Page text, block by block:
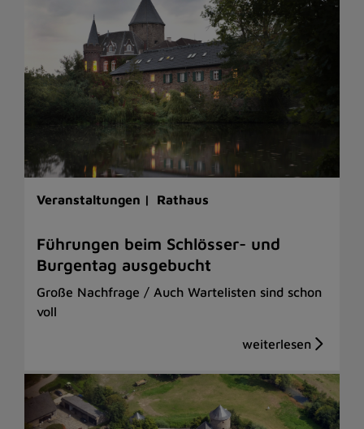
Veranstaltungen | Rathaus
Führungen beim Schlösser- und
Burgentag ausgebucht
Große Nachfrage / Auch Wartelisten sind schon
voll